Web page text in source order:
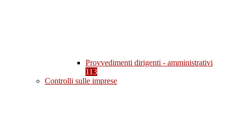
Provvedimenti dirigenti - amministrativi
113
Controlli sulle imprese